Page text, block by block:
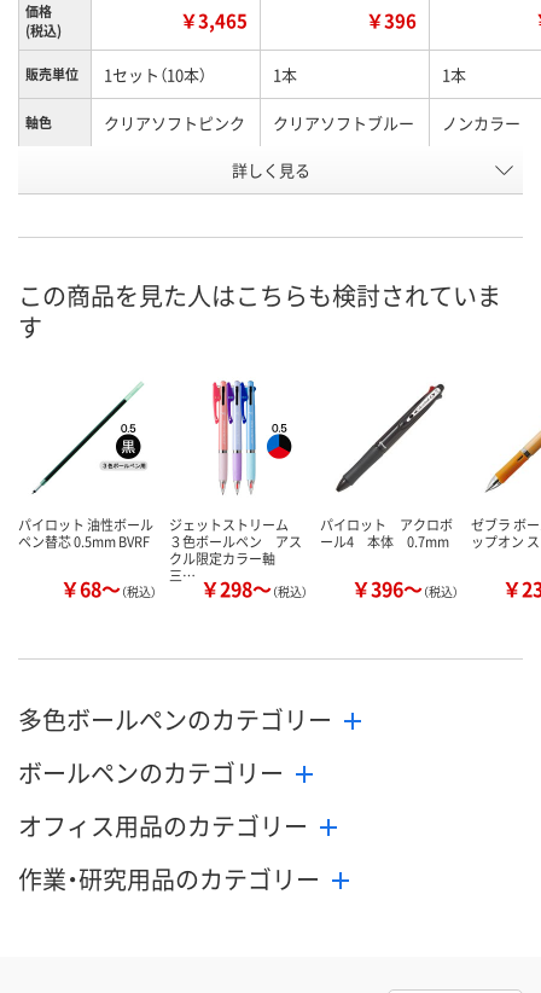
価格
(税込)
￥3,465 ￥396
販売単位 1セット（10本） 1本 1本
軸色 クリアソフトピンク クリアソフトブルー ノンカラー
HE70883 HE70884
8月9日（日）
カゴへ
詳しく見る
この商品を見た人はこちらも検討されていま
す
パイロット 油性ボール
ペン替芯 0.5mm BVRF
￥68～（税込）
ジェットストリーム
３色ボールペン アス
クル限定カラー軸
三… ￥298～（税込）
パイロット アクロボ
ール4 本体 0.7mm
￥396～（税込）
ゼブラ ボ
ップオン
￥
多色ボールペンのカテゴリー
ボールペンのカテゴリー
オフィス用品のカテゴリー
作業・研究用品のカテゴリー